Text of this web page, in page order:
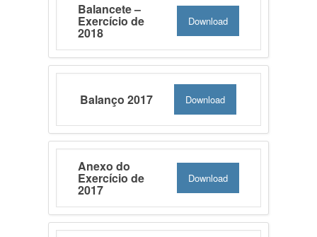
Balancete –
Exercício de
2018
Download
Balanço 2017 Download
Anexo do
Exercício de
2017
Download